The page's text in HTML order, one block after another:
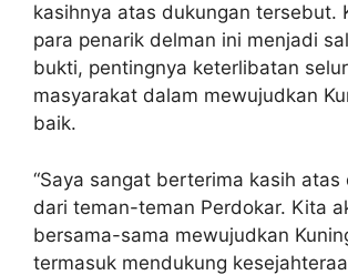
kasihnya atas dukungan tersebut.
para penarik delman ini menjadi
bukti, pentingnya keterlibatan
masyarakat dalam mewujudkan
baik.
“Saya sangat berterima kasih atas
dari teman-teman Perdokar. Kita
bersama-sama mewujudkan
termasuk mendukung